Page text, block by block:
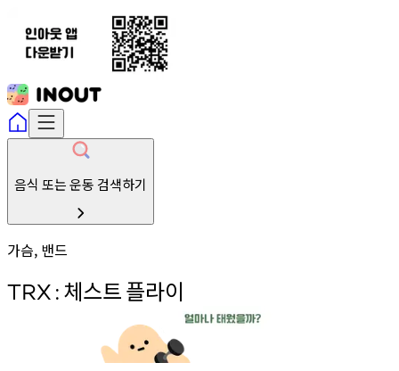
음식 또는 운동 검색하기
가슴, 밴드
TRX:체스트플라이